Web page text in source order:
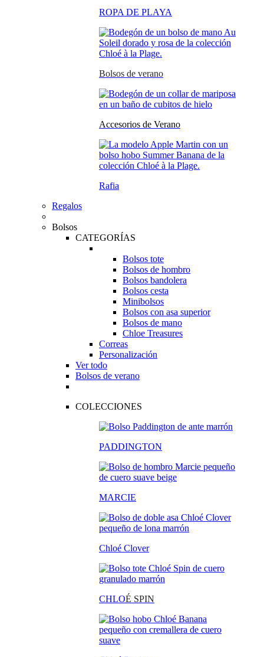
ROPA DE PLAYA
Bolsos de verano
Accesorios de Verano
Rafia
Regalos
Bolsos
CATEGORÍAS
Bolsos tote
Bolsos de hombro
Bolsos bandolera
Bolsos cesta
Minibolsos
Bolsos con asa superior
Bolsos de mano
Chloe Treasures
Correas
Personalización
Ver todo
Bolsos de verano
COLECCIONES
PADDINGTON
MARCIE
Chloé Clover
CHLOÉ SPIN